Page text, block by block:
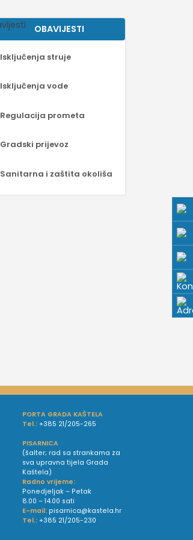
OBAVIJESTI
Isključenja struje
Isključenja vode
Regulacija prometa
Gradski prijevoz
Sanitarna i zaštita okoliša
PORTA GRADA KAŠTELA
Tel.: +385 21/205-265
PISARNICA
(šalter; rad sa strankama za
sva upravna tijela Grada
Kaštela)
Radno vrijeme:
Ponedjeljak – Petak
8.00 – 14.00 sati
E-mail: pisarnica@kastela.hr
Tel.: +385 21/205-230